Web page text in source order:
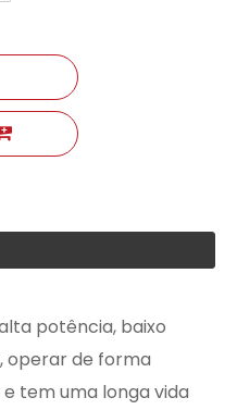
potência, baixo
operar de forma
tem uma longa vida